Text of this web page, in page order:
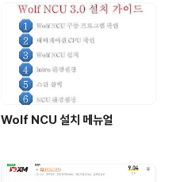
Wolf NCU 설치 메뉴얼